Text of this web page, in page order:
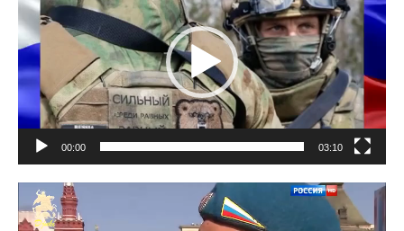
00:00 03:10
Lecteur
vidéo